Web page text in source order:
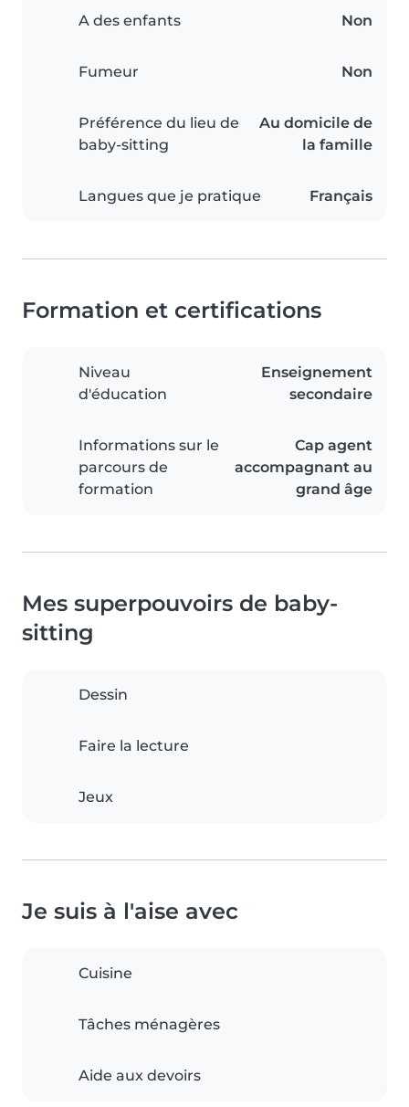
A des enfants Non
Fumeur Non
Préférence du lieu de
baby-sitting
Au domicile de
la famille
Langues que je pratique Français
Formation et certifications
Niveau
d'éducation
Enseignement
secondaire
Informations sur le
parcours de
formation
Cap agent
accompagnant au
grand âge
Mes superpouvoirs de baby-
sitting
Dessin
Faire la lecture
Jeux
Je suis à l'aise avec
Cuisine
Tâches ménagères
Aide aux devoirs